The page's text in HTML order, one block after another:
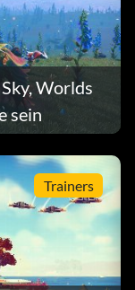
Worlds
sein
Trainers